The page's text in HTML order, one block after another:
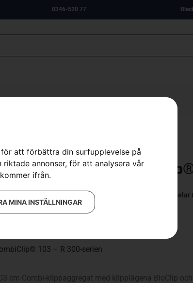
att förbättra din surfupplevelse på
annonser, för att analysera vår
ifrån.
MINA INSTÄLLNINGAR
0346-520 77
KONTAKT
–
för åkgräsklippare
:Husqvarna
103 – R 300-serien
cm Combi-klippaggregat med klipplägena BioClip